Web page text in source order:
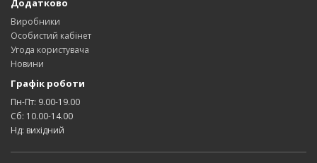
Додатково
Виробники
Особистий кабінет
Угода користувача
Новини
Графік роботи
Пн-Пт: 9.00-19.00
Сб: 10.00-14.00
Нд: вихідний